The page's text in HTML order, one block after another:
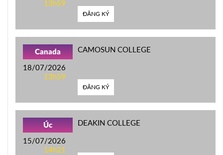
13h59
ĐĂNG KÝ
Canada
18/07/2026
13h59
CAMOSUN COLLEGE
ĐĂNG KÝ
Úc
15/07/2026
14h21
DEAKIN COLLEGE